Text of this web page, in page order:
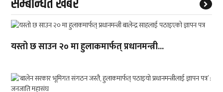
यस्तो छ साउन २० मा हुलाकमार्फत् प्रधानमन्त्री...